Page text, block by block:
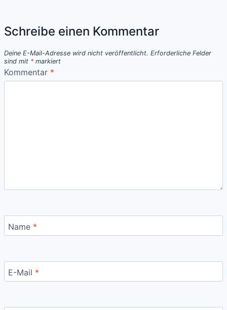
Schreibe einen Kommentar
Deine E-Mail-Adresse wird nicht veröffentlicht. Erforderliche Felder
sind mit *markiert
Kommentar *
Name *
E-Mail *